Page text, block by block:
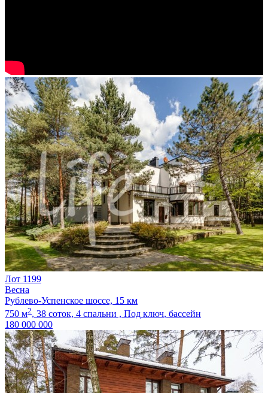
Лот 1199
Весна
Рублево-Успенское шоссе, 15 км
750 м2, 38 соток, 4 спальни , Под ключ, бассейн
180 000 000